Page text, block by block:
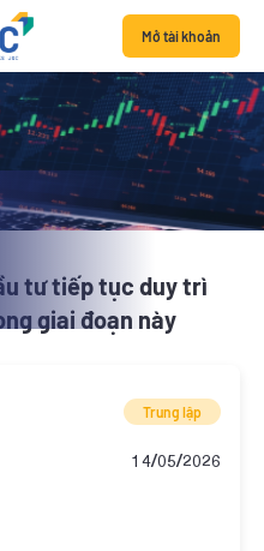
Mở tài khoản
tư tiếp tục duy trì
giai đoạn này
Trung lập
14/05/2026